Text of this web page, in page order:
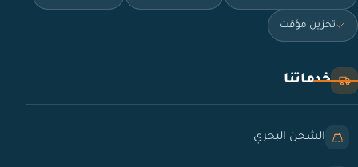
تخزين مؤقت
خدماتنا
الشحن البحري